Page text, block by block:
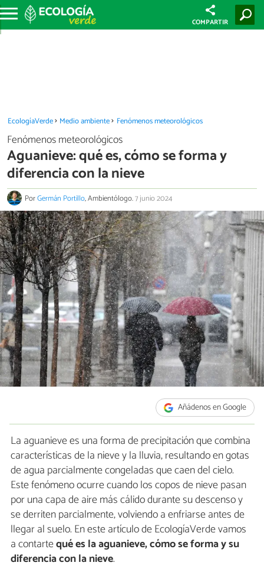
COMPARTIR
EcologíaVerde Medio ambiente Fenómenos meteorológicos
Fenómenos meteorológicos
Aguanieve: qué es, cómo se forma y
diferencia con la nieve
PorGermán Portillo, Ambientólogo.7 junio 2024
Añádenos en Google
La aguanieve es una forma de precipitación que combina
características de la nieve y la lluvia, resultando en gotas
de agua parcialmente congeladas que caen del cielo.
Este fenómeno ocurre cuando los copos de nieve pasan
por una capa de aire más cálido durante su descenso y
se derriten parcialmente, volviendo a enfriarse antes de
llegar al suelo. En este artículo de EcologíaVerde vamos
a contartequé es la aguanieve, cómo se forma y su
diferencia con la nieve.